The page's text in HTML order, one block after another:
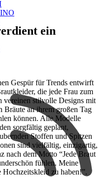
ein
Gespür für Trends entwirft
die jede Frau zum
vereinen stilvolle Designs mit
Bräute an ihrem großen Tag
können. Alle Modelle
sorgfältig geplant,
Stoffen und Spitzen
sind vielfältig, einzigartig,
nach dem Motto “Jede Braut
fühlen. Meine
Hochzeitskleid zu haben!”.